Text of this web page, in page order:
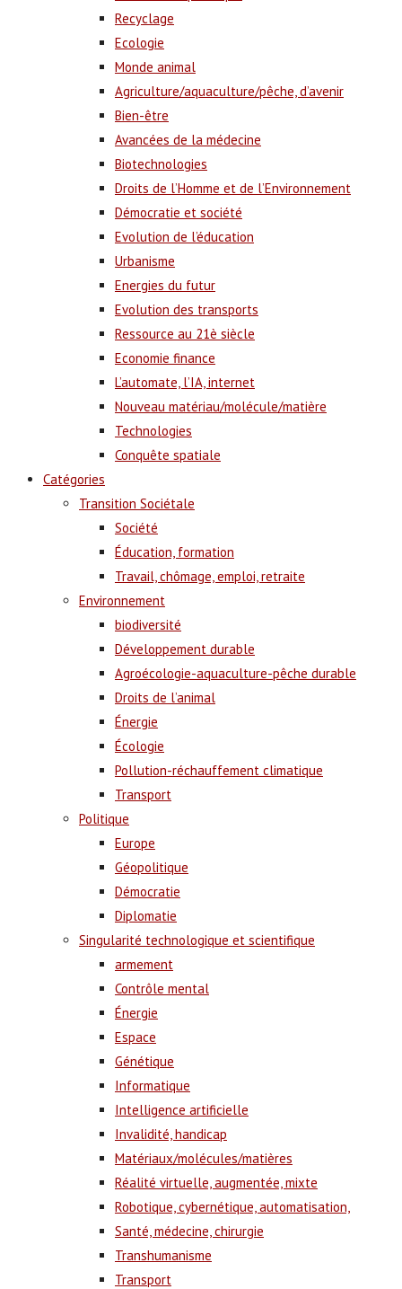
Recyclage
Ecologie
Monde animal
Agriculture/aquaculture/pêche, d’avenir
Bien-être
Avancées de la médecine
Biotechnologies
Droits de l’Homme et de l’Environnement
Démocratie et société
Evolution de l’éducation
Urbanisme
Energies du futur
Evolution des transports
Ressource au 21è siècle
Economie finance
L’automate, l’IA, internet
Nouveau matériau/molécule/matière
Technologies
Conquête spatiale
Catégories
Transition Sociétale
Société
Éducation, formation
Travail, chômage, emploi, retraite
Environnement
biodiversité
Développement durable
Agroécologie-aquaculture-pêche durable
Droits de l’animal
Énergie
Écologie
Pollution-réchauffement climatique
Transport
Politique
Europe
Géopolitique
Démocratie
Diplomatie
Singularité technologique et scientifique
armement
Contrôle mental
Énergie
Espace
Génétique
Informatique
Intelligence artificielle
Invalidité, handicap
Matériaux/molécules/matières
Réalité virtuelle, augmentée, mixte
Robotique, cybernétique, automatisation,
Santé, médecine, chirurgie
Transhumanisme
Transport